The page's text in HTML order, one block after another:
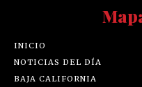
INICIO
NOTICIAS DEL DÍA
BAJA CALIFORNIA